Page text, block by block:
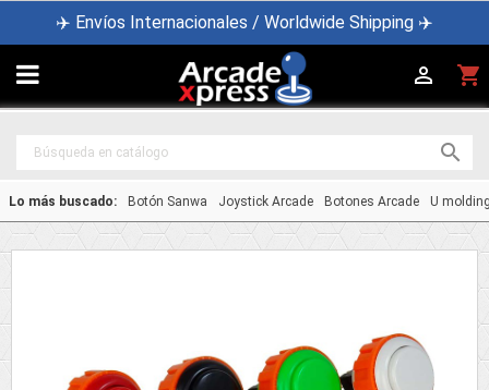
✈️ Envíos Internacionales / Worldwide Shipping ✈️
 shopping_cart


Lo más buscado: Botón Sanwa Joystick Arcade Botones Arcade U